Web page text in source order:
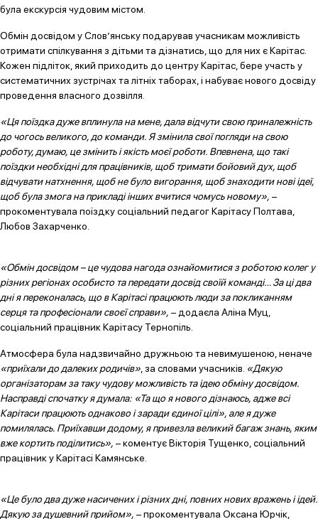
була екскурсія чудовим містом.
Обмін досвідом у Слов’янську подарував учасникам можливість
отримати спілкування з дітьми та дізнатись, що для них є Карітас.
Кожен підліток, який приходить до центру Карітас, бере участь у
систематичних зустрічах та літніх таборах, і набуває нового досвіду
проведення власного дозвілля.
«Ця поїздка дуже вплинула на мене, дала відчути свою приналежність
до чогось великого, до команди. Я змінила свої погляди на свою
роботу, думаю, це змінить і якість моєї роботи. Впевнена, що такі
поїздки необхідні для працівників, щоб тримати бойовий дух, щоб
відчувати натхнення, щоб не було вигорання, щоб знаходити нові ідеї,
щоб була змога на прикладі інших вчитися чомусь новому», –
прокоментувала поїздку соціальний педагог Карітасу Полтава,
Любов Захарченко.
«Обмін досвідом – це чудова нагода ознайомитися з роботою колег у
різних регіонах особисто та передати досвід своїй команді… За ці два
дні я переконалась, що в Карітасі працюють люди за покликанням
серця та професіонали своєї справи», – додаєла Аліна Муц,
соціальний працівник Карітасу Тернопіль.
Атмосфера була надзвичайно дружньою та невимушеною, неначе
«приїхали до далеких родичів» , за словами учасників. «Дякую
організаторам за таку чудову можливість та ідею обміну досвідом.
Насправді спочатку я думала: «Та що я нового дізнаюсь, адже всі
Карітаси працюють однаково і заради єдиної цілі», але я дуже
помилялась. Приїхавши додому, я привезла великий багаж знань, яким
вже кортить поділитись», – коментує Вікторія Тущенко, соціальний
працівник у Карітасі Камянське.
«Це було два дуже насичених і різних дні, повних нових вражень і ідей.
Дякую за душевний прийом», – прокоментувала Оксана Юрчік,